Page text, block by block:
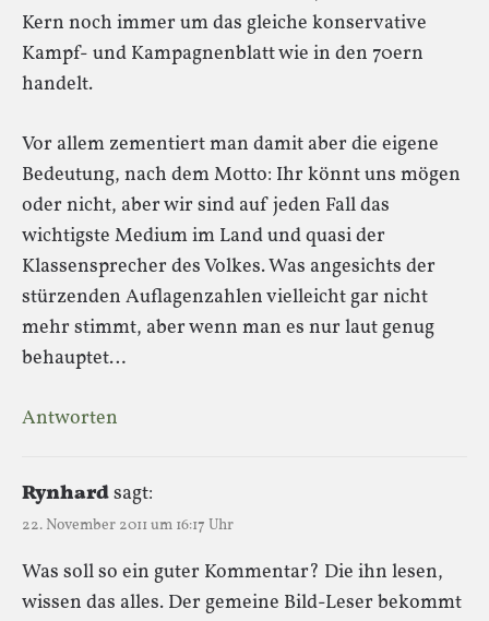
Kern noch immer um das gleiche konservative
Kampf- und Kampagnenblatt wie in den 70ern
handelt.
Vor allem zementiert man damit aber die eigene
Bedeutung, nach dem Motto: Ihr könnt uns mögen
oder nicht, aber wir sind auf jeden Fall das
wichtigste Medium im Land und quasi der
Klassensprecher des Volkes. Was angesichts der
stürzenden Auflagenzahlen vielleicht gar nicht
mehr stimmt, aber wenn man es nur laut genug
behauptet…
Antworten
Rynhardsagt:
22. November 2011 um 16:17 Uhr
Was soll so ein guter Kommentar? Die ihn lesen,
wissen das alles. Der gemeine Bild-Leser bekommt